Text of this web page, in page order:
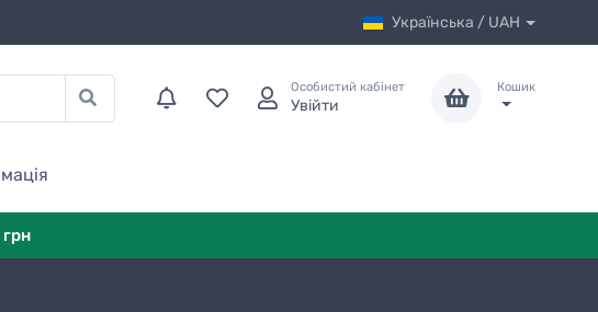
Українська / UAH
Особистий кабінет
Увійти
Кошик